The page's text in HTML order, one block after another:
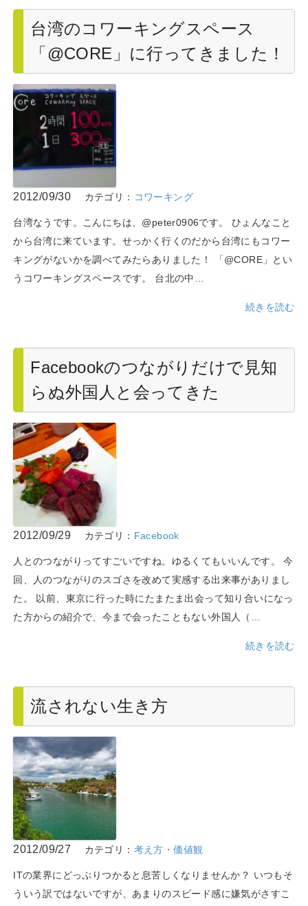
台湾のコワーキングスペース
「@CORE」に行ってきました！
2012/09/30 カテゴリ： コワーキング
台湾なうです。こんにちは、@peter0906です。 ひょんなこと
から台湾に来ています。せっかく行くのだから台湾にもコワー
キングがないかを調べてみたらありました！ 「@CORE」とい
うコワーキングスペースです。 台北の中…
続きを読む
Facebookのつながりだけで見知
らぬ外国人と会ってきた
2012/09/29 カテゴリ： Facebook
人とのつながりってすごいですね。ゆるくてもいいんです。 今
回、人のつながりのスゴさを改めて実感する出来事がありまし
た。 以前、東京に行った時にたまたま出会って知り合いになっ
た方からの紹介で、今まで会ったこともない外国人（…
続きを読む
流されない生き方
2012/09/27 カテゴリ： 考え方・価値観
ITの業界にどっぷりつかると息苦しくなりませんか？ いつもそ
ういう訳ではないですが、あまりのスピード感に嫌気がさすこ